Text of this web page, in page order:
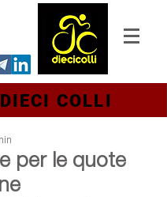
COLLI
per le quote